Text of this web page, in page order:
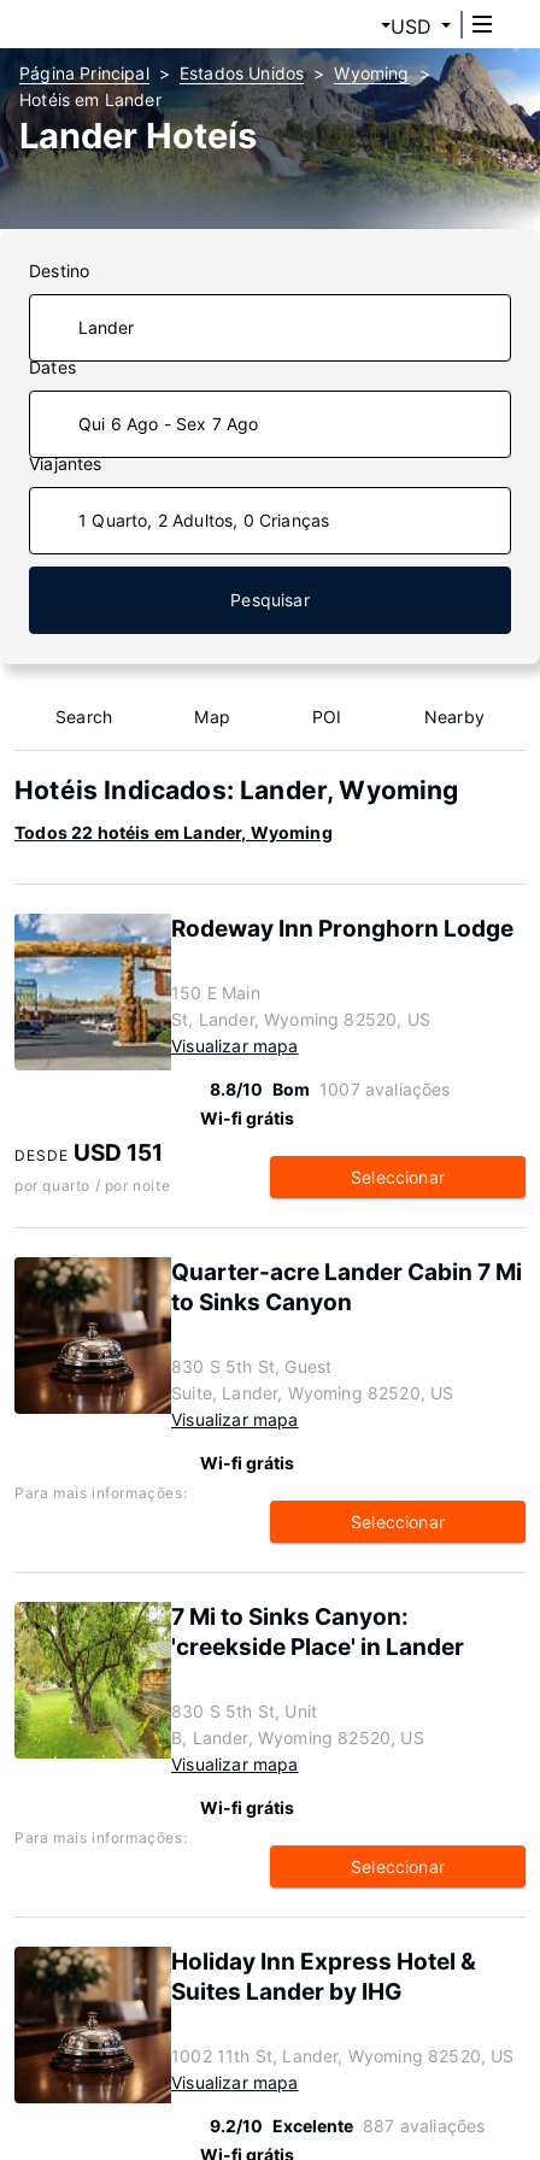
USD
Página Principal Estados Unidos
Wyoming
Hotéis em Lander
Lander Hoteís
Destino
Dates
Qui 6 Ago - Sex 7 Ago
Viajantes
1 Quarto, 2 Adultos, 0 Crianças
Pesquisar
Search Map POI Nearby
Hotéis Indicados: Lander, Wyoming
Todos 22 hotéis em Lander, Wyoming
Rodeway Inn Pronghorn Lodge
150 E Main
St, Lander, Wyoming 82520, US
Visualizar mapa
8.8/10 Bom 1007 avaliações
Wi-fi grátis
DESDE USD 151
por quarto / por noite Seleccionar
Quarter-acre Lander Cabin 7 Mi
to Sinks Canyon
830 S 5th St, Guest
Suite, Lander, Wyoming 82520, US
Visualizar mapa
Wi-fi grátis
Para mais informações:
Seleccionar
7 Mi to Sinks Canyon:
'creekside Place' in Lander
830 S 5th St, Unit
B, Lander, Wyoming 82520, US
Visualizar mapa
Wi-fi grátis
Para mais informações:
Seleccionar
Holiday Inn Express Hotel &
Suites Lander by IHG
1002 11th St, Lander, Wyoming 82520, US
Visualizar mapa
9.2/10 Excelente 887 avaliações
Wi-fi grátis